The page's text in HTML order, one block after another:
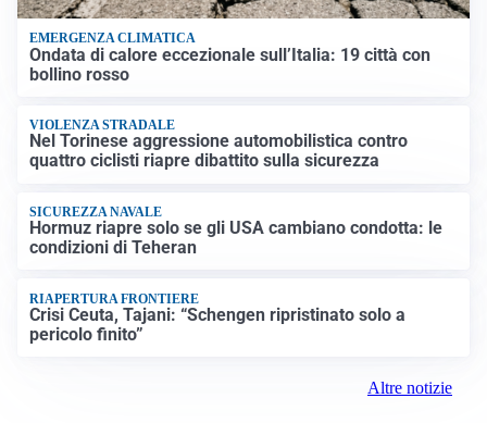
EMERGENZA CLIMATICA
Ondata di calore eccezionale sull’Italia: 19 città con
bollino rosso
VIOLENZA STRADALE
Nel Torinese aggressione automobilistica contro
quattro ciclisti riapre dibattito sulla sicurezza
SICUREZZA NAVALE
Hormuz riapre solo se gli USA cambiano condotta: le
condizioni di Teheran
RIAPERTURA FRONTIERE
Crisi Ceuta, Tajani: “Schengen ripristinato solo a
pericolo finito”
Altre notizie